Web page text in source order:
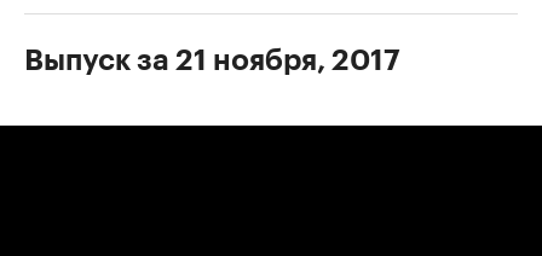
Выпуск за 21 ноября, 2017